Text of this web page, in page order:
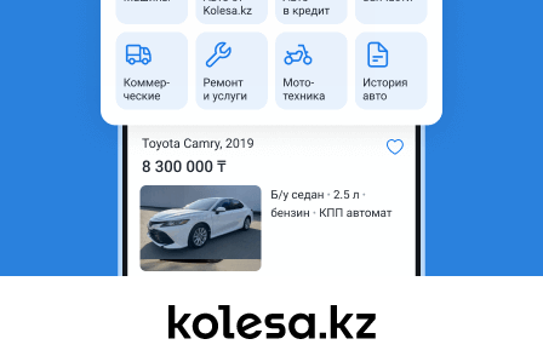
Рассчитать Кредит
область
Внедорожник
Объем двигателя, л
4 (бензин)